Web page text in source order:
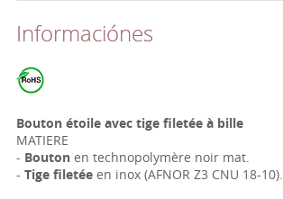
Informaciónes
Bouton étoile avec tige filetée à bille
MATIERE
- Boutonen technopolymère noir mat.
- Tige filetéeen inox (AFNOR Z3 CNU 18-10).